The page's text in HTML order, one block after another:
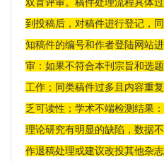
到投稿后，对稿件进行登记，
知稿件的编号和作者登陆网站
审：如果不符合本刊宗旨和选
工作；同类稿件过多且内容重
乏可读性；学术不端检测结果
理论研究有明显的缺陷，数据
作退稿处理或建议改投其他杂